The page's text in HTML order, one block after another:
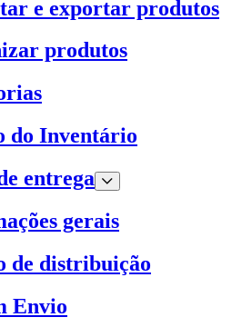
e exportar produtos
produtos
do Inventário
entrega
gerais
de distribuição
Envio